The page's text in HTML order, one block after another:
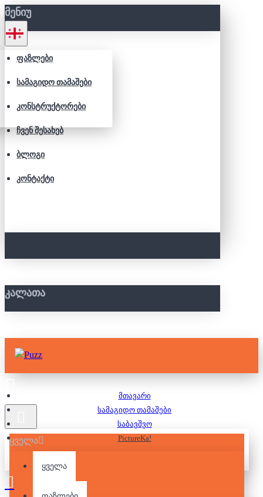
ᲛᲔᲜᲘᲣ
ᲤᲐᲖᲚᲔᲑᲘ
ᲡᲐᲛᲐᲒᲘᲓᲝ ᲗᲐᲛᲐᲨᲔᲑᲘ
ᲙᲝᲜᲡᲢᲠᲣᲥᲢᲝᲠᲔᲑᲘ
ᲩᲕᲔᲜ ᲨᲔᲡᲐᲮᲔᲑ
ᲑᲚᲝᲒᲘ
ᲙᲝᲜᲢᲐᲥᲢᲘ
ᲙᲐᲚᲐᲗᲐ
ყველა
ყველა
მთავარი
სამაგიდო თამაშები
საბავშვო
PictureKa!
PICTUREKA!